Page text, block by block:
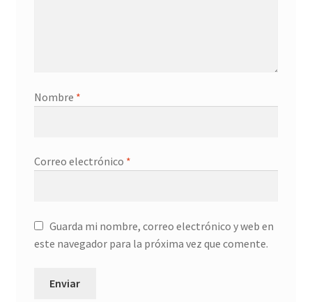
Nombre *
Correo electrónico *
Guarda mi nombre, correo electrónico y web en
este navegador para la próxima vez que comente.